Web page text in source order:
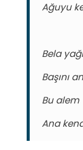
Ağuyu
Bela
Başını
Bu
Ana